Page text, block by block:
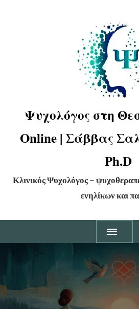
Ψυχολόγος στη
Online | Σάββας
Ph.D
Κλινικός Ψυχολόγος –
ενηλίκων και